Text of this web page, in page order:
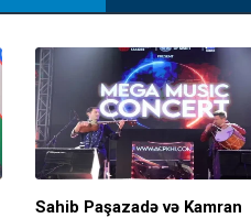
Sahib Paşazadə və Kamran